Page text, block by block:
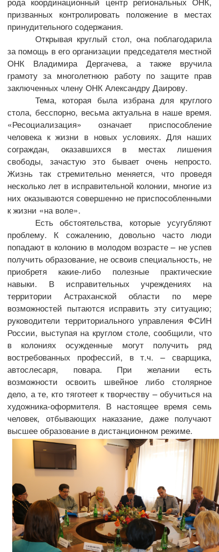
призванных контролировать положение в местах
принудительного содержания.
Открывая круглый стол, она поблагодарила
за помощь в его организации председателя местной
ОНК Владимира Дергачева, а также вручила
грамоту за многолетнюю работу по защите прав
заключенных члену ОНК Александру Даирову.
Тема, которая была избрана для круглого
стола, бесспорно, весьма актуальна в наше время.
«Ресоциализация» означает приспособление
человека к жизни в новых условиях. Для наших
сограждан, оказавшихся в местах лишения
свободы, зачастую это бывает очень непросто.
Жизнь так стремительно меняется, что проведя
несколько лет в исправительной колонии, многие из
них оказываются совершенно не приспособленными
к жизни «на воле».
Есть обстоятельства, которые усугубляют
проблему. К сожалению, довольно часто люди
попадают в колонию в молодом возрасте – не успев
получить образование, не освоив специальность, не
приобретя какие-либо полезные практические
навыки. В исправительных учреждениях на
территории Астраханской области по мере
возможностей пытаются исправить эту ситуацию;
руководители территориального управления ФСИН
России, выступая на круглом столе, сообщили, что
в колониях осужденные могут получить ряд
востребованных профессий, в т.ч. – сварщика,
автослесаря, повара. При желании есть
возможности освоить швейное либо столярное
дело, а те, кто тяготеет к творчеству – обучиться на
художника-оформителя. В настоящее время семь
человек, отбывающих наказание, даже получают
высшее образование в дистанционном режиме.